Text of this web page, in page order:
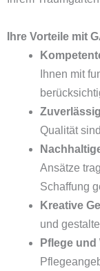
Ihre Vorteile mit
Ihnen mit
Qualität
Ansätze
Schaffung
Kreative
und
Pflege und